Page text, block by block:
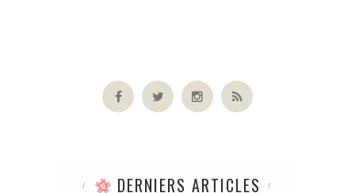
DERNIERS ARTICLES